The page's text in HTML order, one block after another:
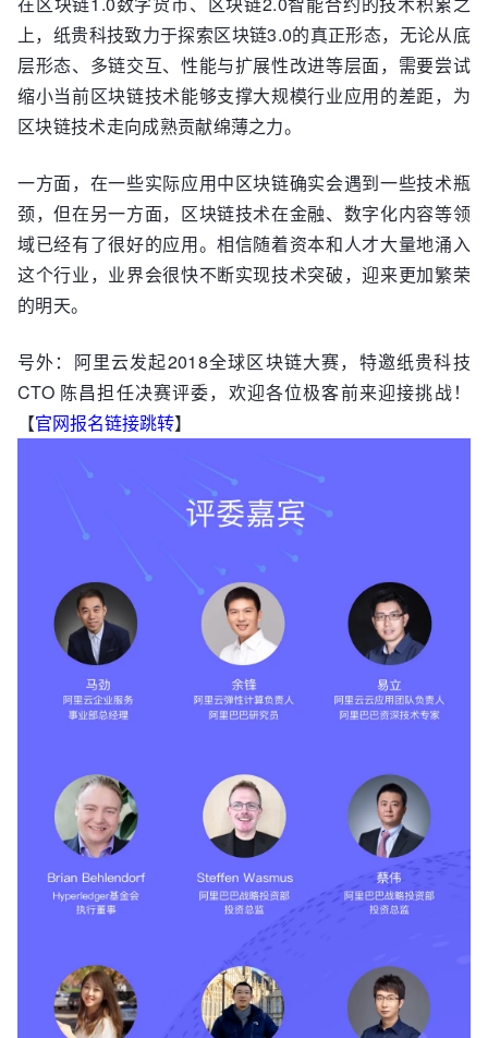
上，纸贵科技致力于探索区块链3.0的真正形态，无论从底
层形态、多链交互、性能与扩展性改进等层面，需要尝试
缩小当前区块链技术能够支撑大规模行业应用的差距，为
区块链技术走向成熟贡献绵薄之力。
一方面，在一些实际应用中区块链确实会遇到一些技术瓶
颈，但在另一方面，区块链技术在金融、数字化内容等领
域已经有了很好的应用。相信随着资本和人才大量地涌入
这个行业，业界会很快不断实现技术突破，迎来更加繁荣
的明天。
号外：阿里云发起2018全球区块链大赛，特邀纸贵科技
CTO 陈昌担任决赛评委，欢迎各位极客前来迎接挑战！
【官网报名链接跳转】